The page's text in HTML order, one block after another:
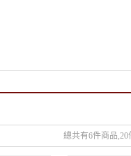
總共有6件商品,20